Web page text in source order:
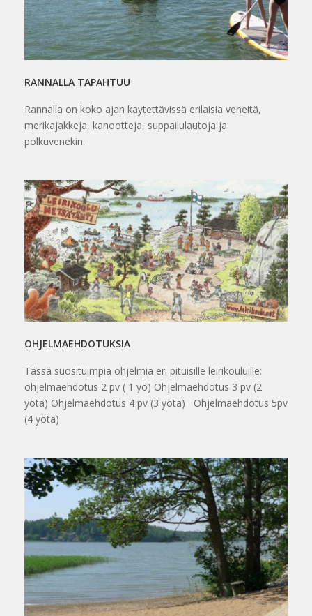
RANNALLA TAPAHTUU
Rannalla on koko ajan käytettävissä erilaisia veneitä,
merikajakkeja, kanootteja, suppailulautoja ja
polkuvenekin.
OHJELMAEHDOTUKSIA
Tässä suosituimpia ohjelmia eri pituisille leirikouluille:
ohjelmaehdotus 2 pv ( 1 yö) Ohjelmaehdotus 3 pv (2
yötä) Ohjelmaehdotus 4 pv (3 yötä) Ohjelmaehdotus 5pv
(4 yötä)